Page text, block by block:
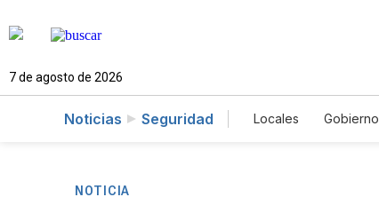
7 de agosto de 2026
Noticias Seguridad Locales Gobierno
NOTICIA